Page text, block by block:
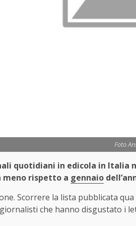
Foto
quotidiani in edicola in Italia
meno rispetto a gennaio
Scorrere la lista pubblicata
che hanno disgustato i